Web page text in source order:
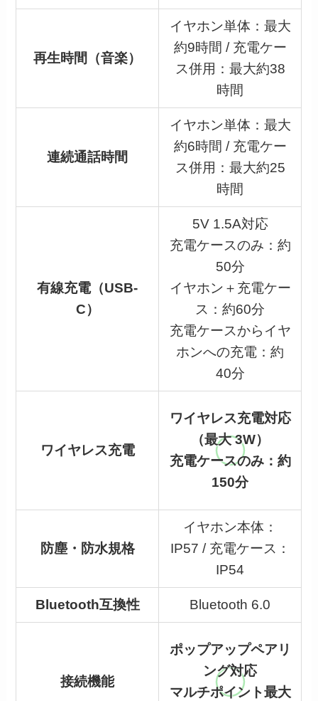
再生時間（音楽）
イヤホン単体：最大
約9時間 / 充電ケー
ス併用：最大約38
時間
連続通話時間
イヤホン単体：最大
約6時間 / 充電ケー
ス併用：最大約25
時間
有線充電（USB-
C）
5V 1.5A対応
充電ケースのみ：約
50分
イヤホン＋充電ケー
ス：約60分
充電ケースからイヤ
ホンへの充電：約
40分
ワイヤレス充電
ワイヤレス充電対応
（最大 3W）
充電ケースのみ：約
150分
防塵・防水規格
イヤホン本体：
IP57 / 充電ケース：
IP54
Bluetooth互換性 Bluetooth 6.0
接続機能
ポップアップペアリ
ング対応
マルチポイント最大